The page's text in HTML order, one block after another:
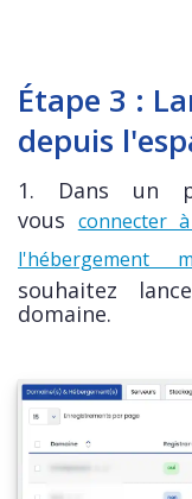
Étape 3 :
depuis
1.
Dans un
vous connecter
l'hébergement
souhaitez
domaine.